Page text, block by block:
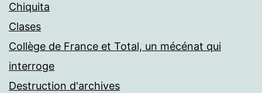
Chiquita
Clases
Collège de France et Total, un mécénat qui
interroge
Destruction d'archives